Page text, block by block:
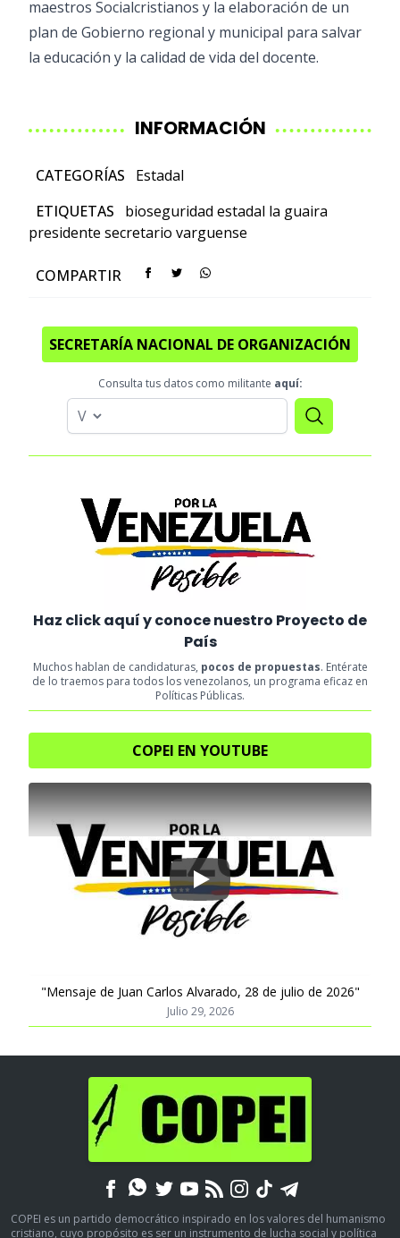
maestros Socialcristianos y la elaboración de un
plan de Gobierno regional y municipal para salvar
la educación y la calidad de vida del docente.
INFORMACIÓN
CATEGORÍAS
Estadal
ETIQUETAS
bioseguridad estadal la guaira
presidente secretario varguense
COMPARTIR
SECRETARÍA NACIONAL DE ORGANIZACIÓN
Consulta tus datos como militante aquí:
Haz click aquí y conoce nuestro Proyecto de
País
Muchos hablan de candidaturas, pocos de propuestas. Entérate
de lo traemos para todos los venezolanos, un programa eficaz en
Políticas Públicas.
COPEI EN YOUTUBE
Play
"Mensaje de Juan Carlos Alvarado, 28 de julio de 2026"
Julio 29, 2026
COPEI es un partido democrático inspirado en los valores del humanismo
cristiano, cuyo propósito es ser un instrumento de lucha social y política